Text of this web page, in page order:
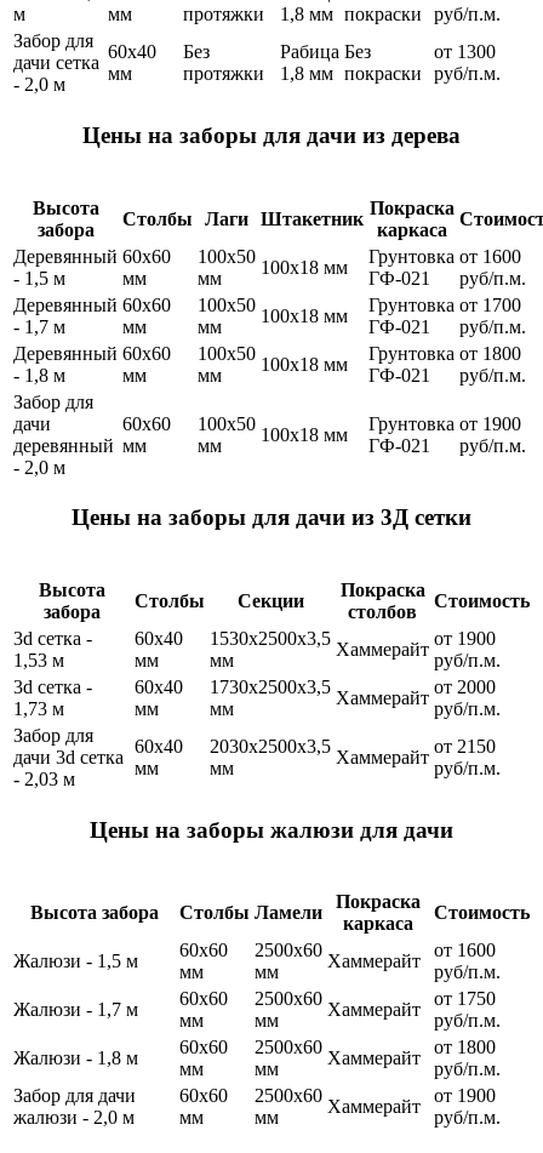
м
мм
протяжки
1,8 мм покраски
руб/п.м.
Забор для
дачи сетка
- 2,0 м
60х40
мм
Без
протяжки
Рабица
1,8 мм
Без
покраски
от 1300
руб/п.м.
Цены на заборы для дачи из дерева
Высота
забора
Столбы Лаги Штакетник
Покраска
каркаса
Деревянный
- 1,5 м
60х60
мм
100х50
мм
100х18 мм
Грунтовка
ГФ-021
от 1600
руб/п.м.
Деревянный
- 1,7 м
60х60
мм
100х50
мм
100х18 мм
Грунтовка
ГФ-021
от 1700
руб/п.м.
Деревянный
- 1,8 м
60х60
мм
100х50
мм
100х18 мм
Грунтовка
ГФ-021
от 1800
руб/п.м.
Забор для
дачи
деревянный
- 2,0 м
60х60
мм
100х50
мм
100х18 мм
Грунтовка
ГФ-021
от 1900
руб/п.м.
Цены на заборы для дачи из 3Д сетки
Высота
забора
Столбы Секции
Покраска
столбов
Стоимость
3d сетка -
1,53 м
60х40
мм
1530x2500x3,5
мм
Хаммерайт
от 1900
руб/п.м.
3d сетка -
1,73 м
60х40
мм
1730x2500x3,5
мм
Хаммерайт
от 2000
руб/п.м.
Забор для
дачи 3d сетка
- 2,03 м
60х40
мм
2030x2500x3,5
мм
Хаммерайт
от 2150
руб/п.м.
Цены на заборы жалюзи для дачи
Высота забора Столбы Ламели
Покраска
каркаса
Стоимость
Жалюзи - 1,5 м
60х60
мм
2500х60
мм
Хаммерайт
от 1600
руб/п.м.
Жалюзи - 1,7 м
60х60
мм
2500х60
мм
Хаммерайт
от 1750
руб/п.м.
Жалюзи - 1,8 м
60х60
мм
2500х60
мм
Хаммерайт
от 1800
руб/п.м.
Забор для дачи
жалюзи - 2,0 м
60х60
мм
2500х60
мм
Хаммерайт
от 1900
руб/п.м.